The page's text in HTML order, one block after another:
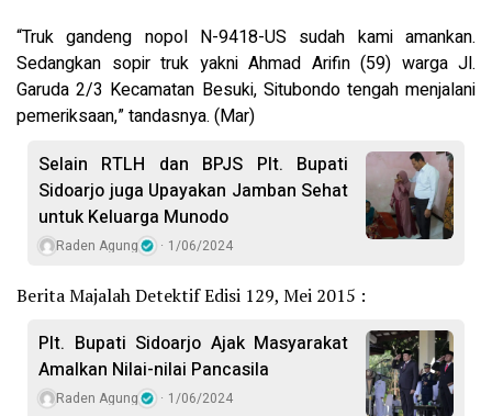
“Truk gandeng nopol N-9418-US sudah kami amankan.
Sedangkan sopir truk yakni Ahmad Arifin (59) warga Jl.
Garuda 2/3 Kecamatan Besuki, Situbondo tengah menjalani
pemeriksaan,” tandasnya. (Mar)
Selain RTLH dan BPJS Plt. Bupati
Sidoarjo juga Upayakan Jamban Sehat
untuk Keluarga Munodo
Raden Agung 1/06/2024
Berita Majalah Detektif Edisi 129, Mei 2015 :
Plt. Bupati Sidoarjo Ajak Masyarakat
Amalkan Nilai-nilai Pancasila
Raden Agung 1/06/2024